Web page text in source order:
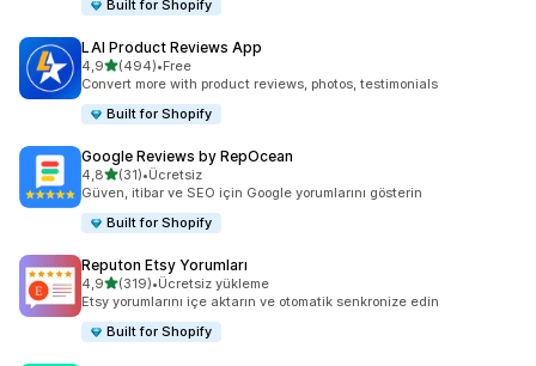
Built for Shopify
LAI Product Reviews App
4,95 yıldız üzerinden
(494)
toplam 494 değerlendirme
•Free
Convert more with product reviews, photos, testimonials
Built for Shopify
Google Reviews by RepOcean
4,85 yıldız üzerinden
(31)
toplam 31 değerlendirme
•Ücretsiz
Güven, itibar ve SEO için Google yorumlarını gösterin
Built for Shopify
Reputon Etsy Yorumları
4,95 yıldız üzerinden
(319)
toplam 319 değerlendirme
•Ücretsiz yükleme
Etsy yorumlarını içe aktarın ve otomatik senkronize edin
Built for Shopify